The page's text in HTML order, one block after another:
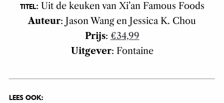
TITEL: Uit de keuken van Xi’an Famous Foods
Auteur: Jason Wang en Jessica K. Chou
Prijs: €34,99
Uitgever: Fontaine
LEES OOK: